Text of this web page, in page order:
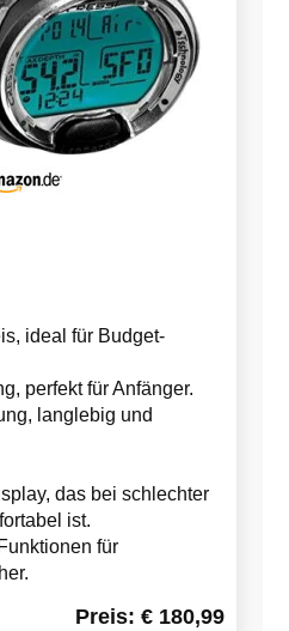
ideal für Budget-
perfekt für Anfänger.
langlebig und
das bei schlechter
ist.
für
Preis: € 180,99